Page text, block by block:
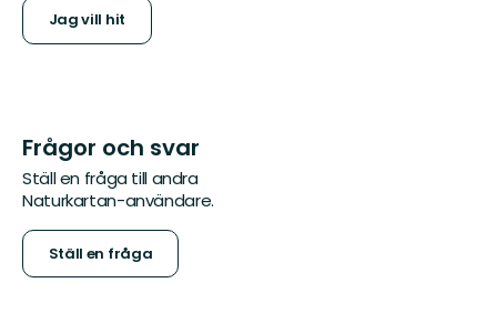
Jag vill hit
Frågor och svar
Ställ en fråga till andra
Naturkartan-användare.
Ställ en fråga